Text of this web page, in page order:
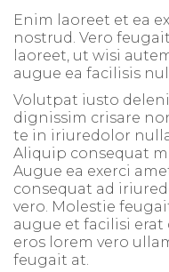
Enim laoreet et ea
nostrud. Vero
laoreet, ut wisi
augue ea facilisis
Volutpat iusto
dignissim crisare
te in iriuredolor
Aliquip consequat
Augue ea exerci
consequat ad
vero. Molestie
augue et facilisi
eros lorem vero
feugait at.